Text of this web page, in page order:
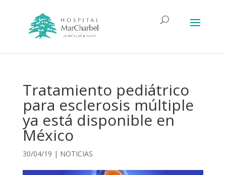
Tratamiento pediátrico
para esclerosis múltiple
ya está disponible en
México
30/04/19 | NOTICIAS